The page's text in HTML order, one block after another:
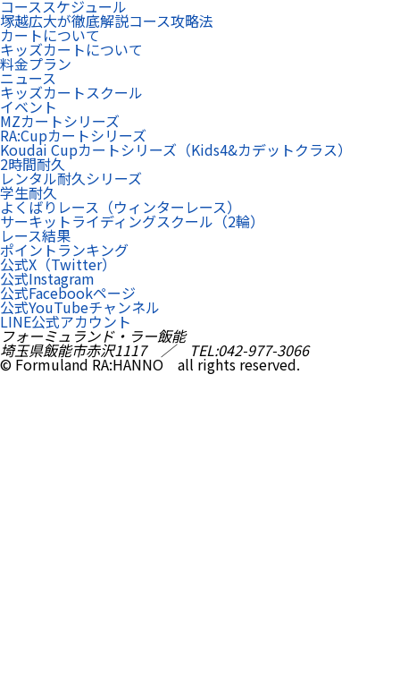
コーススケジュール
塚越広大が徹底解説コース攻略法
カートについて
キッズカートについて
料金プラン
ニュース
キッズカートスクール
イベント
MZカートシリーズ
RA:Cupカートシリーズ
Koudai Cupカートシリーズ（Kids4&カデットクラス）
2時間耐久
レンタル耐久シリーズ
学生耐久
よくばりレース（ウィンターレース）
サーキットライディングスクール（2輪）
レース結果
ポイントランキング
公式X（Twitter）
公式Instagram
公式Facebookページ
公式YouTubeチャンネル
LINE公式アカウント
フォーミュランド・ラー飯能
埼玉県飯能市赤沢1117 ／ TEL:042-977-3066
© Formuland RA:HANNO all rights reserved.